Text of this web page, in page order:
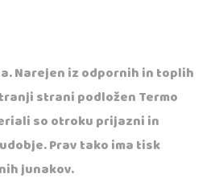
Narejen iz odpornih in toplih
strani podložen Termo
so otroku prijazni in
Prav tako ima tisk
junakov.